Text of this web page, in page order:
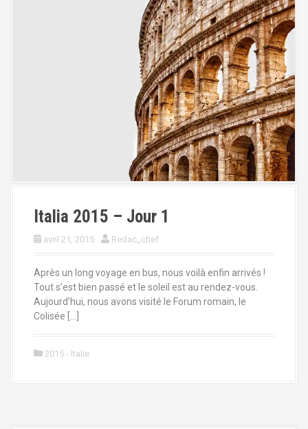
Italia 2015 – Jour 1
avril 21, 2015 Redac_chef
Après un long voyage en bus, nous voilà enfin arrivés !
Tout s’est bien passé et le soleil est au rendez-vous.
Aujourd’hui, nous avons visité le Forum romain, le
Colisée […]
2015 - Italie